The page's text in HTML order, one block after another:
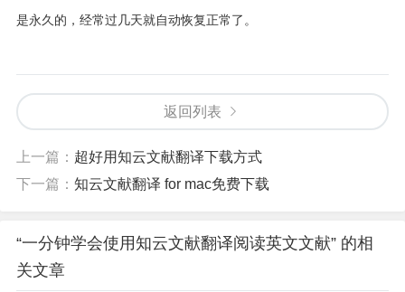
是永久的，经常过几天就自动恢复正常了。
返回列表
上一篇： 超好用知云文献翻译下载方式
下一篇： 知云文献翻译 for mac免费下载
“一分钟学会使用知云文献翻译阅读英文文献” 的相
关文章